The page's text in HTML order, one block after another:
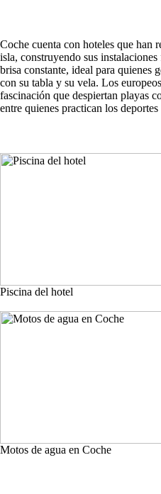
Coche cuenta con hoteles que han
isla, construyendo sus
brisa constante, ideal para quienes
con su tabla y su vela. Los
fascinación que despiertan playas
entre quienes practican los deportes
Piscina del hotel
Motos de agua en Coche